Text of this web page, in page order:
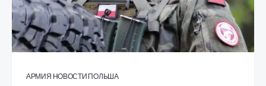
АРМИЯ НОВОСТИ ПОЛЬША